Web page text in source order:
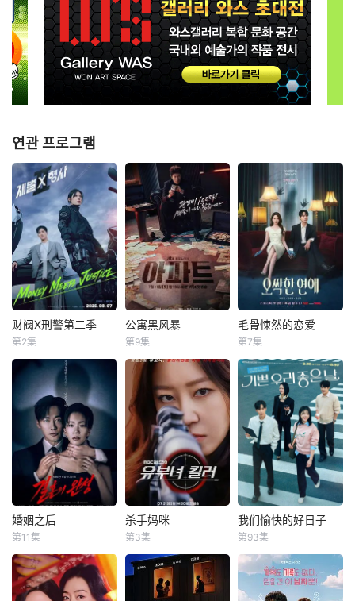
연관 프로그램
财阀X刑警第二季
姜相准
财阀富三代警察陈
利手（安普贤 饰）
华丽回归，完美蜕
变为成熟专业的刑
警，继续以财力同
实力展开查案历险
记。新上司朱惠拉
（郑恩彩 饰）空
降，两个性格不合
的拍挡将联手破
财阀X刑警第二季
第2集
公寓黑风暴
朴炳垠
曾经的帮派老大急
需现金，于是和有
志成为律师的同伴
合作，打算窃取住
宅社区的储备基
金，却意外揭开深
藏的腐败真相。
公寓黑风暴
第9集
毛骨悚然的恋爱
邕圣祐
一名能看见鬼
魂的继承人与一名
王牌检察官发现只
要轻轻一碰，就能
让他们成为异常高
效率的搭档，于是
两人联手侦破悬
案。 该剧翻拍
自2011年的《我的
见鬼女友》。
毛骨悚然的恋爱
第7集
婚姻之后
金大明
神经外科权威姜泰
婚姻之后
第11集
杀手妈咪
李相二
改编自同名漫画。
杀手妈咪
第3集
我们愉快的好日子
申正允
一場緊張刺激、生
我们愉快的好日子
第93集